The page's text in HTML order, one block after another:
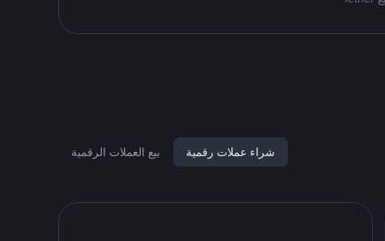
شراء عملات رقمية بيع العملات الرقمية